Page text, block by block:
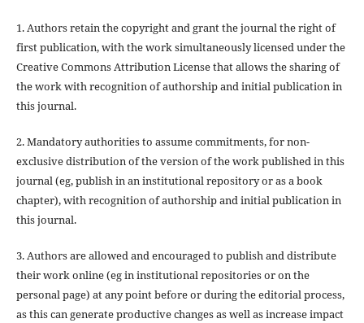
1. Authors retain the copyright and grant the journal the right of
first publication, with the work simultaneously licensed under the
Creative Commons Attribution License that allows the sharing of
the work with recognition of authorship and initial publication in
this journal.
2. Mandatory authorities to assume commitments, for non-
exclusive distribution of the version of the work published in this
journal (eg, publish in an institutional repository or as a book
chapter), with recognition of authorship and initial publication in
this journal.
3. Authors are allowed and encouraged to publish and distribute
their work online (eg in institutional repositories or on the
personal page) at any point before or during the editorial process,
as this can generate productive changes as well as increase impact